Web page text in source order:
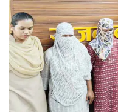
का
आरोपी
परिचय
का
फायदा
उठाकर
घर